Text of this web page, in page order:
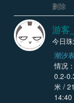
删除
游客
今日
潮汐
情况
0.2-
米 /
14:40